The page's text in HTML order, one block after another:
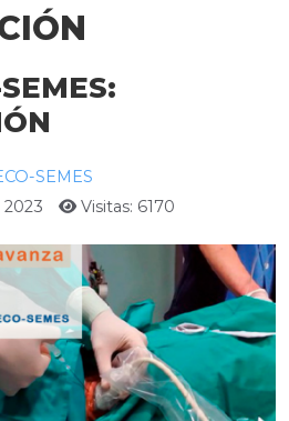
SEMES
Visitas: 6170